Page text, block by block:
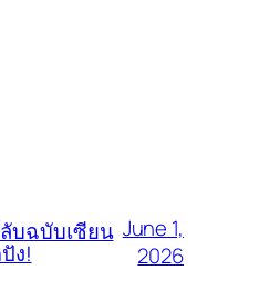
บฉบับเซียน
ง!
June 1,
2026